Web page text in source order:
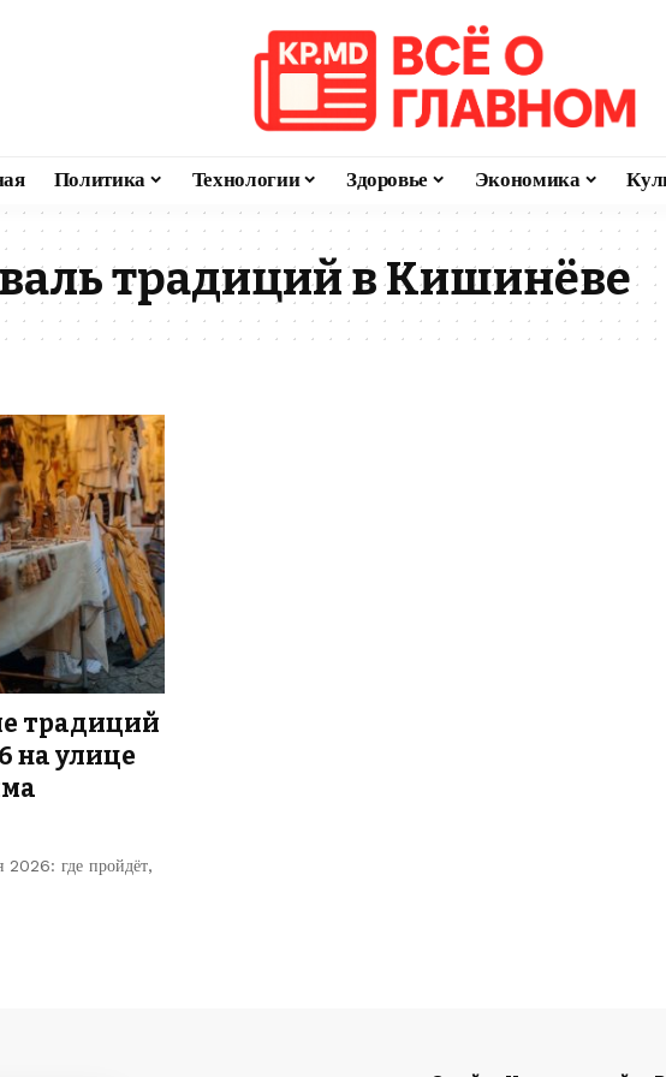
Политика Технологии Здоровье Экономика
традиций в Кишинёве
традиций
на улице
2026: где пройдёт,